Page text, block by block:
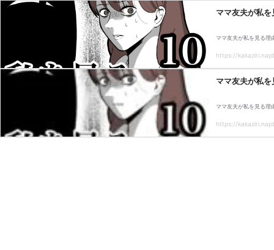
ママ友夫が私
ママ友夫が私を見る理
https://
ママ友夫が私
ママ友夫が私を見る理
https://